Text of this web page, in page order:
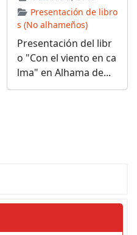
Presentación de libro
s (No alhameños)
Presentación del libr
o "Con el viento en ca
lma" en Alhama de...